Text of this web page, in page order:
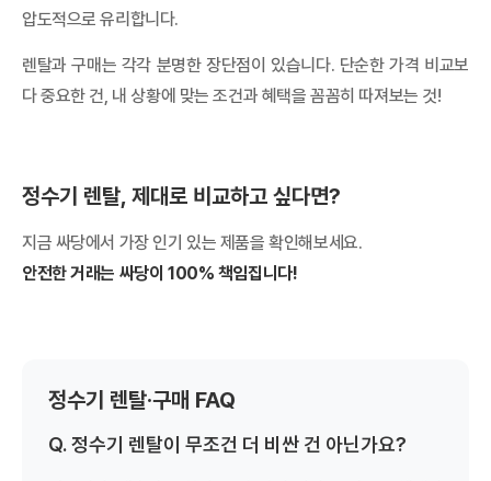
압도적으로 유리합니다.
렌탈과 구매는 각각 분명한 장단점이 있습니다. 단순한 가격 비교보
다 중요한 건, 내 상황에 맞는 조건과 혜택을 꼼꼼히 따져보는 것!
정수기 렌탈, 제대로 비교하고 싶다면?
지금 싸당에서 가장 인기 있는 제품을 확인해보세요.
안전한 거래는 싸당이 100% 책임집니다!
정수기 렌탈·구매 FAQ
Q. 정수기 렌탈이 무조건 더 비싼 건 아닌가요?